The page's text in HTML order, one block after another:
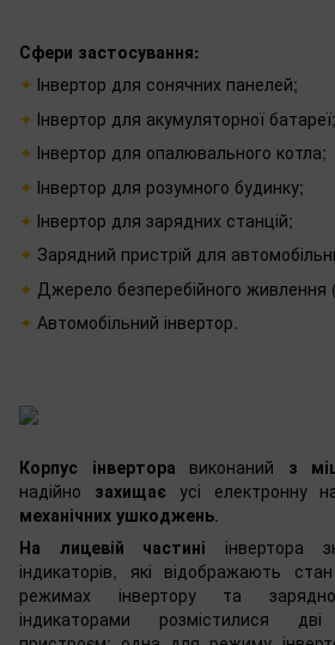
Сфери застосування:
Інвертор для сонячних панелей;
Інвертор для акумуляторної батареї;
Інвертор для опалювального котла;
Інвертор для розумного будинку;
Інвертор для зарядних станцій;
Зарядний пристрій для
Джерело безперебійного
Автомобільний інвертор.
Корпус інвертора виконаний з
надійно захищаєусі електронну
механічних ушкоджень.
На лицевій частині інвертора
індикаторів, які відображають
режимах інвертору та
індикаторами розмістилися